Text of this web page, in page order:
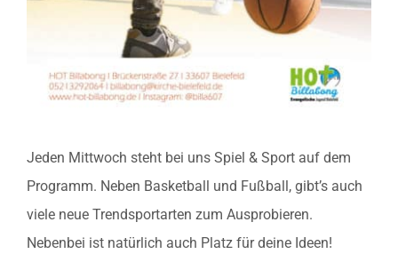
Jeden Mittwoch steht bei uns Spiel & Sport auf dem
Programm. Neben Basketball und Fußball, gibt’s auch
viele neue Trendsportarten zum Ausprobieren.
Nebenbei ist natürlich auch Platz für deine Ideen!